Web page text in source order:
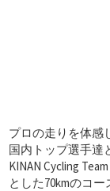
プロの走りを体感
国内トップ選手達
KINAN Cycling
とした70kmのコー